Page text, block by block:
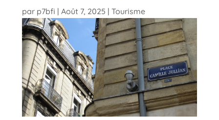
par p7bfi | Août 7, 2025 | Tourisme